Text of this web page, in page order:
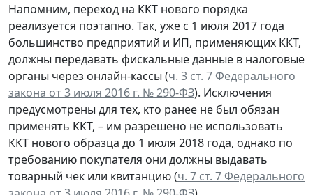
Напомним, переход на ККТ нового порядка
реализуется поэтапно. Так, уже с 1 июля 2017 года
большинство предприятий и ИП, применяющих ККТ,
должны передавать фискальные данные в налоговые
органы через онлайн-кассы (ч. 3 ст. 7 Федерального
закона от 3 июля 2016 г. № 290-ФЗ). Исключения
предусмотрены для тех, кто ранее не был обязан
применять ККТ, – им разрешено не использовать
ККТ нового образца до 1 июля 2018 года, однако по
требованию покупателя они должны выдавать
товарный чек или квитанцию (ч. 7 ст. 7 Федерального